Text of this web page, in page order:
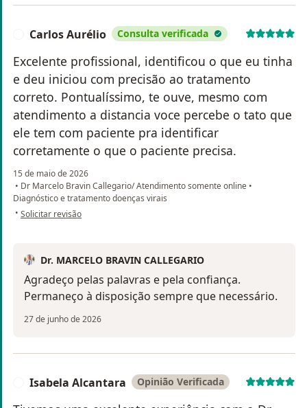
Carlos Aurélio Consulta verificada
Excelente profissional, identificou o que eu tinha
e deu iniciou com precisão ao tratamento
correto. Pontualíssimo, te ouve, mesmo com
atendimento a distancia voce percebe o tato que
ele tem com paciente pra identificar
corretamente o que o paciente precisa.
15 de maio de 2026
• Dr Marcelo Bravin Callegario/ Atendimento somente online •
Diagnóstico e tratamento doenças virais
• na opinião do utilizador Carlos Aurélio
Solicitar revisão
Dr. MARCELO BRAVIN CALLEGARIO
Agradeço pelas palavras e pela confiança.
Permaneço à disposição sempre que necessário.
27 de junho de 2026
Isabela Alcantara Opinião Verificada